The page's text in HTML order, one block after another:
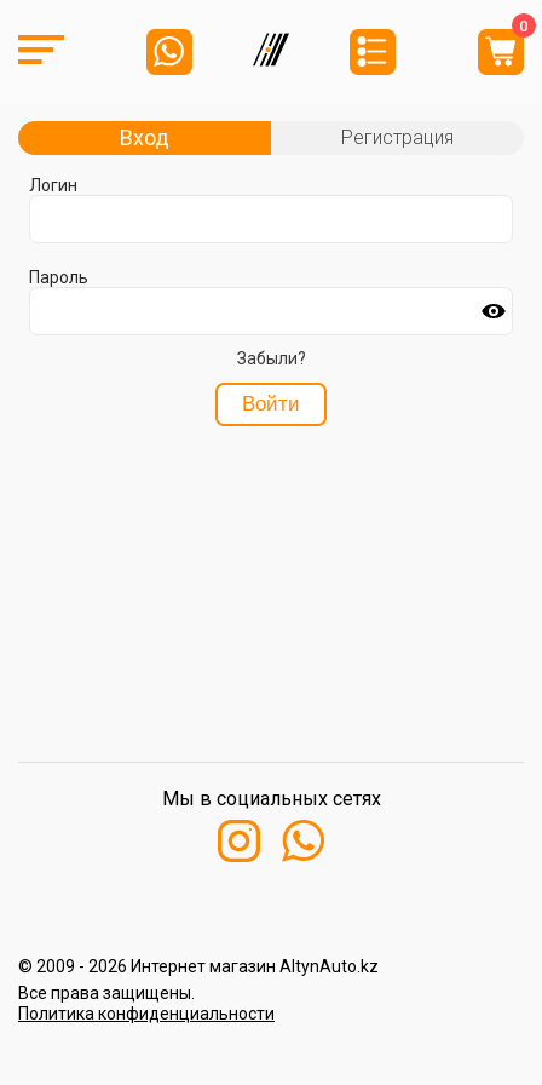
0
Вход Регистрация
Логин
Пароль
Забыли?
Войти
© 2009 - 2026 Интернет магазин AltynAuto.kz
Все права защищены.
Политика конфиденциальности
Мы в социальных сетях